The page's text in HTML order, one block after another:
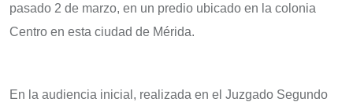
pasado 2 de marzo, en un predio ubicado en la colonia
Centro en esta ciudad de Mérida.
En la audiencia inicial, realizada en el Juzgado Segundo